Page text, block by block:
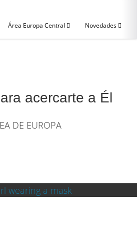
Área Europa Central Novedades
acercarte a Él
DE EUROPA